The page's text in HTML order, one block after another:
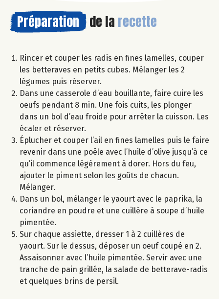
Préparation de la recette
Rincer et couper les radis en fines lamelles, couper
les betteraves en petits cubes. Mélanger les 2
légumes puis réserver.
Dans une casserole d’eau bouillante, faire cuire les
oeufs pendant 8 min. Une fois cuits, les plonger
dans un bol d’eau froide pour arrêter la cuisson. Les
écaler et réserver.
Éplucher et couper l’ail en fines lamelles puis le faire
revenir dans une poêle avec l’huile d’olive jusqu’à ce
qu’il commence légèrement à dorer. Hors du feu,
ajouter le piment selon les goûts de chacun.
Mélanger.
Dans un bol, mélanger le yaourt avec le paprika, la
coriandre en poudre et une cuillère à soupe d’huile
pimentée.
Sur chaque assiette, dresser 1 à 2 cuillères de
yaourt. Sur le dessus, déposer un oeuf coupé en 2.
Assaisonner avec l’huile pimentée. Servir avec une
tranche de pain grillée, la salade de betterave-radis
et quelques brins de persil.